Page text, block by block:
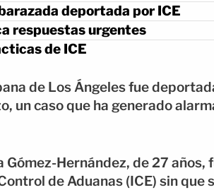
deportada por ICE
respuestas urgentes
de ICE
de Los Ángeles fue
un caso que ha generado
Gómez-Hernández, de 27
de Aduanas (ICE) sin